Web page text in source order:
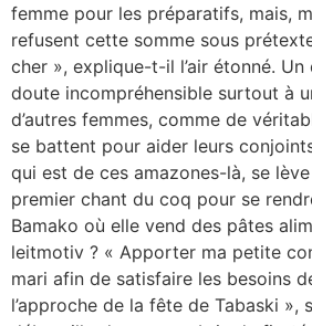
femme pour les préparatifs, mais,
refusent cette somme sous
cher », explique-t-il l’air étonné.
doute incompréhensible surtout à
d’autres femmes, comme de
se battent pour aider leurs
qui est de ces amazones-là, se
premier chant du coq pour se
Bamako où elle vend des pâtes
leitmotiv ? « Apporter ma petite
mari afin de satisfaire les besoins
l’approche de la fête de Tabaski »,